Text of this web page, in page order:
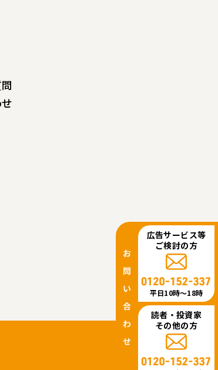
広告サービス等
ご検討の方
平日10時〜18時
読者・投資家
その他の方